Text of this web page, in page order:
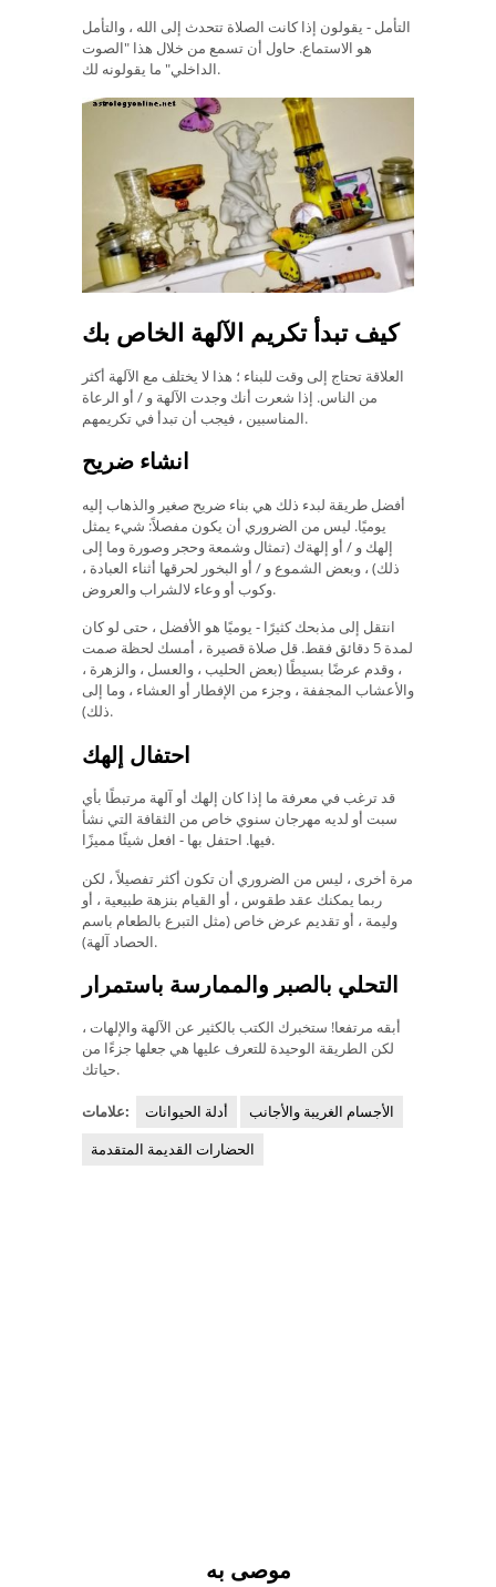
التأمل - يقولون إذا كانت الصلاة تتحدث إلى الله ، والتأمل
هو الاستماع. حاول أن تسمع من خلال هذا "الصوت
الداخلي" ما يقولونه لك.
كيف تبدأ تكريم الآلهة الخاص بك
العلاقة تحتاج إلى وقت للبناء ؛ هذا لا يختلف مع الآلهة أكثر
من الناس. إذا شعرت أنك وجدت الآلهة و / أو الرعاة
المناسبين ، فيجب أن تبدأ في تكريمهم.
انشاء ضريح
أفضل طريقة لبدء ذلك هي بناء ضريح صغير والذهاب إليه
يوميًا. ليس من الضروري أن يكون مفصلاً: شيء يمثل
إلهك و / أو إلهةك (تمثال وشمعة وحجر وصورة وما إلى
ذلك) ، وبعض الشموع و / أو البخور لحرقها أثناء العبادة ،
وكوب أو وعاء لالشراب والعروض.
انتقل إلى مذبحك كثيرًا - يوميًا هو الأفضل ، حتى لو كان
لمدة 5 دقائق فقط. قل صلاة قصيرة ، أمسك لحظة صمت
، وقدم عرضًا بسيطًا (بعض الحليب ، والعسل ، والزهرة ،
والأعشاب المجففة ، وجزء من الإفطار أو العشاء ، وما إلى
ذلك).
احتفال إلهك
قد ترغب في معرفة ما إذا كان إلهك أو آلهة مرتبطًا بأي
سبت أو لديه مهرجان سنوي خاص من الثقافة التي نشأ
فيها. احتفل بها - افعل شيئًا مميزًا.
مرة أخرى ، ليس من الضروري أن تكون أكثر تفصيلاً ، لكن
ربما يمكنك عقد طقوس ، أو القيام بنزهة طبيعية ، أو
وليمة ، أو تقديم عرض خاص (مثل التبرع بالطعام باسم
الحصاد آلهة).
التحلي بالصبر والممارسة باستمرار
أبقه مرتفعا! ستخبرك الكتب بالكثير عن الآلهة والإلهات ،
لكن الطريقة الوحيدة للتعرف عليها هي جعلها جزءًا من
حياتك.
علامات: أدلة الحيوانات
الأجسام الغريبة والأجانب
الحضارات القديمة المتقدمة
موصى به